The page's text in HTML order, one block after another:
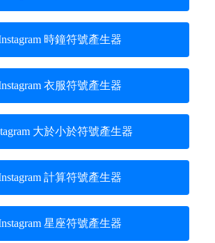
時鐘符號產生器
衣服符號產生器
大於小於符號產生器
計算符號產生器
星座符號產生器